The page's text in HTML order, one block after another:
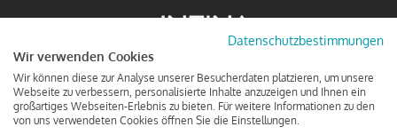
Datenschutzbestimmungen
Wir verwenden Cookies
Wir können diese zur Analyse unserer Besucherdaten platzieren, um unsere
Webseite zu verbessern, personalisierte Inhalte anzuzeigen und Ihnen ein
großartiges Webseiten-Erlebnis zu bieten. Für weitere Informationen zu den
von uns verwendeten Cookies öffnen Sie die Einstellungen.